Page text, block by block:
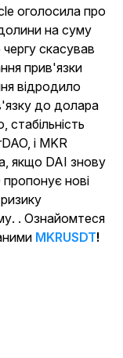
оголосила про
на суму
скасував
прив'язки
відродило
до долара
і MKR
якщо DAI знову
нові
. Ознайомтеся
MKRUSDT!